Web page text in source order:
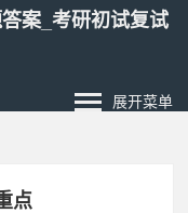
案_考研初试复试
展开菜单
点